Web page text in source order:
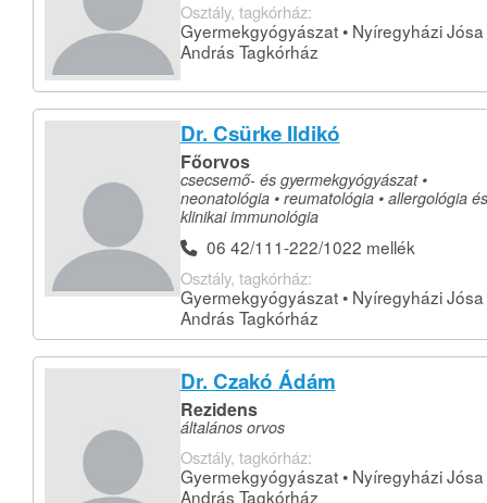
Osztály, tagkórház:
Gyermekgyógyászat • Nyíregyházi Jósa
András Tagkórház
Dr. Csürke Ildikó
Főorvos
csecsemő- és gyermekgyógyászat •
neonatológia • reumatológia • allergológia és
klinikai immunológia
06 42/111-222/1022 mellék
Osztály, tagkórház:
Gyermekgyógyászat • Nyíregyházi Jósa
András Tagkórház
Dr. Czakó Ádám
Rezidens
általános orvos
Osztály, tagkórház:
Gyermekgyógyászat • Nyíregyházi Jósa
András Tagkórház